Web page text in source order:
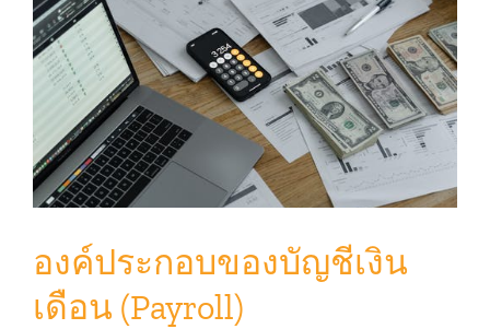
องค์ประกอบของบัญชีเงิน
เดือน (Payroll)